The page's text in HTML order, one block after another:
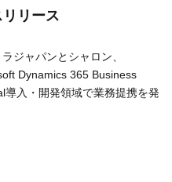
リース
ジャパンとシャロン、
Dynamics 365 Business
導入・開発領域で業務提携を発